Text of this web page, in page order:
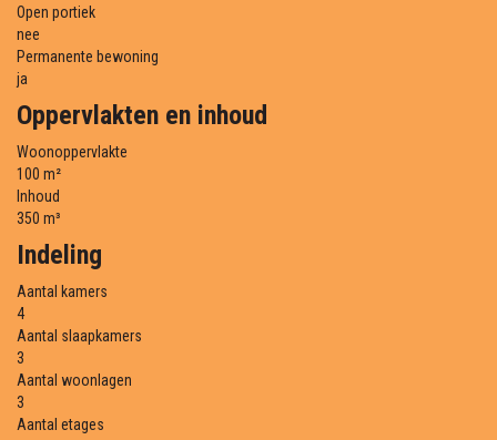
Open portiek
nee
Permanente bewoning
ja
Oppervlakten en inhoud
Woonoppervlakte
100 m²
Inhoud
350 m³
Indeling
Aantal kamers
4
Aantal slaapkamers
3
Aantal woonlagen
3
Aantal etages